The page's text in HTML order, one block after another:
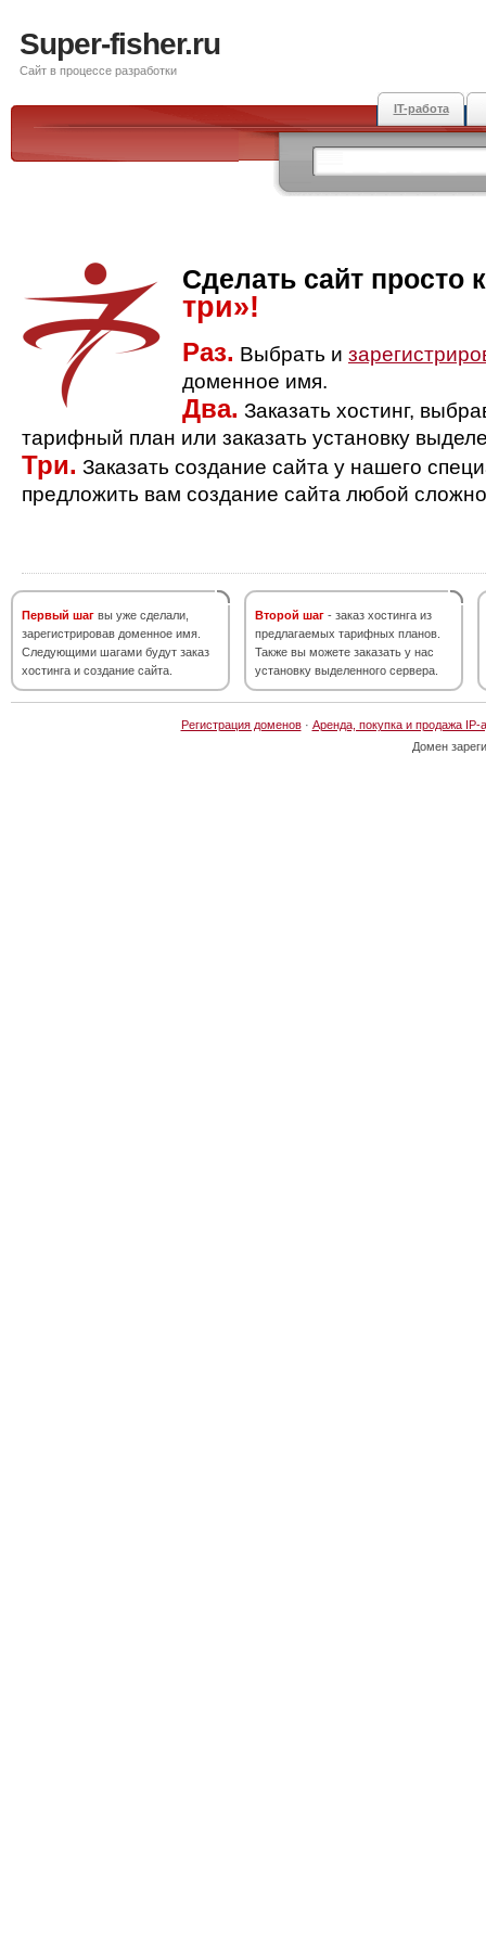
Super-fisher.ru
Сайт в процессе разработки
IT-работа
Сделать сайт просто
три»!
Раз. Выбрать и
доменное имя.
Два. Заказать хостинг,
тарифный план или заказать установку
Три. Заказать создание сайта у нашего
предложить вам создание сайта любой
Первый шаг вы уже сделали,
зарегистрировав доменное имя.
Следующими шагами будут заказ
хостинга и создание сайта.
Второй шаг - заказ хостинга из
предлагаемых тарифных планов.
Также вы можете заказать у нас
установку выделенного сервера.
Регистрация доменов· Аренда, покупка и продажа IP-
Домен